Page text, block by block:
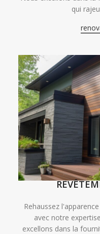
qui
Rehaussez
avec notre
excellons dans la